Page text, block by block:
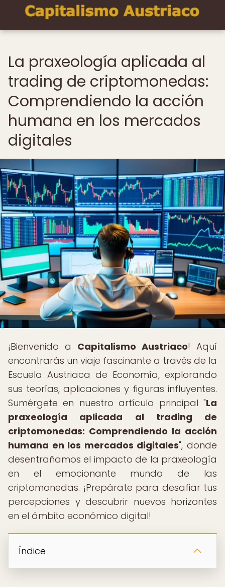
La praxeología aplicada al
trading de criptomonedas:
Comprendiendo la acción
humana en los mercados
digitales
¡Bienvenido a Capitalismo Austriaco! Aquí
encontrarás un viaje fascinante a través de la
Escuela Austriaca de Economía, explorando
sus teorías, aplicaciones y figuras influyentes.
Sumérgete en nuestro artículo principal "La
praxeología aplicada al trading de
criptomonedas: Comprendiendo la acción
humana en los mercados digitales", donde
desentrañamos el impacto de la praxeología
en el emocionante mundo de las
criptomonedas. ¡Prepárate para desafiar tus
percepciones y descubrir nuevos horizontes
en el ámbito económico digital!
Índice